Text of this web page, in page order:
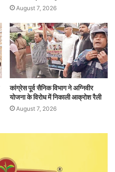
August 7, 2026
कांग्रेस पूर्व सैनिक विभाग ने अग्निवीर
योजना के विरोध में निकाली आक्रोश रैली
August 7, 2026